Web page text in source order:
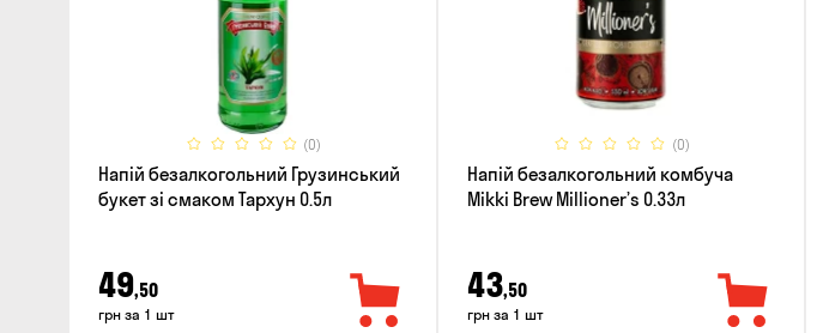
(0)
Напій безалкогольний Грузинський
букет зі смаком Тархун 0.5л
49,50
грн за 1 шт
(0)
Напій безалкогольний комбуча
Mikki Brew Millioner’s 0.33л
43,50
грн за 1 шт